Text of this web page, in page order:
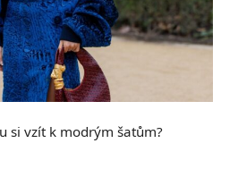
si vzít k modrým šatům?